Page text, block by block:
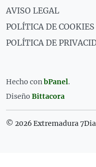
AVISO LEGAL
POLÍTICA DE COOKIES
POLÍTICA DE
Hecho conbPanel.
Diseño Bittacora
© 2026 Extremadura